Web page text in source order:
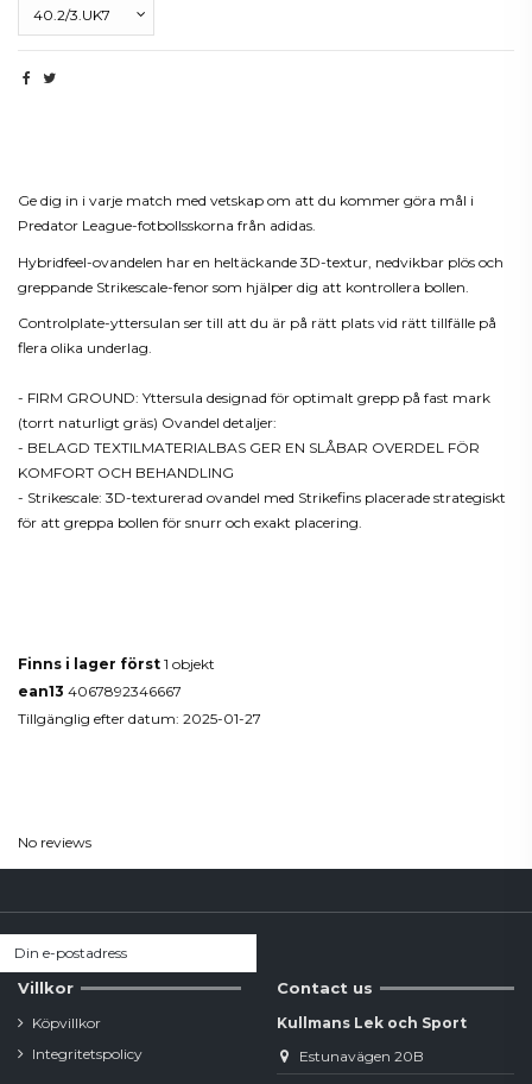
Ge dig in i varje match med vetskap om att du kommer göra mål i
Predator League-fotbollsskorna från adidas.
Hybridfeel-ovandelen har en heltäckande 3D-textur, nedvikbar plös och
greppande Strikescale-fenor som hjälper dig att kontrollera bollen.
Controlplate-yttersulan ser till att du är på rätt plats vid rätt tillfälle på
flera olika underlag.
- FIRM GROUND: Yttersula designad för optimalt grepp på fast mark
(torrt naturligt gräs) Ovandel detaljer:
- BELAGD TEXTILMATERIALBAS GER EN SLÅBAR OVERDEL FÖR
KOMFORT OCH BEHANDLING
- Strikescale: 3D-texturerad ovandel med Strikefins placerade strategiskt
för att greppa bollen för snurr och exakt placering.
Finns i lager först 1 objekt
ean13 4067892346667
Tillgänglig efter datum: 2025-01-27
No reviews
Villkor
Köpvillkor
Integritetspolicy
Contact us
Kullmans Lek och Sport
Estunavägen 20B